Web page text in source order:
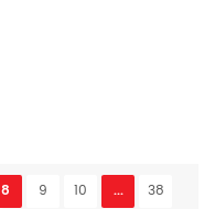
8 9 10 ... 38